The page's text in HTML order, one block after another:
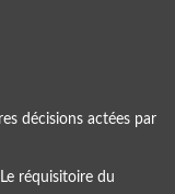
décisions actées par
réquisitoire du